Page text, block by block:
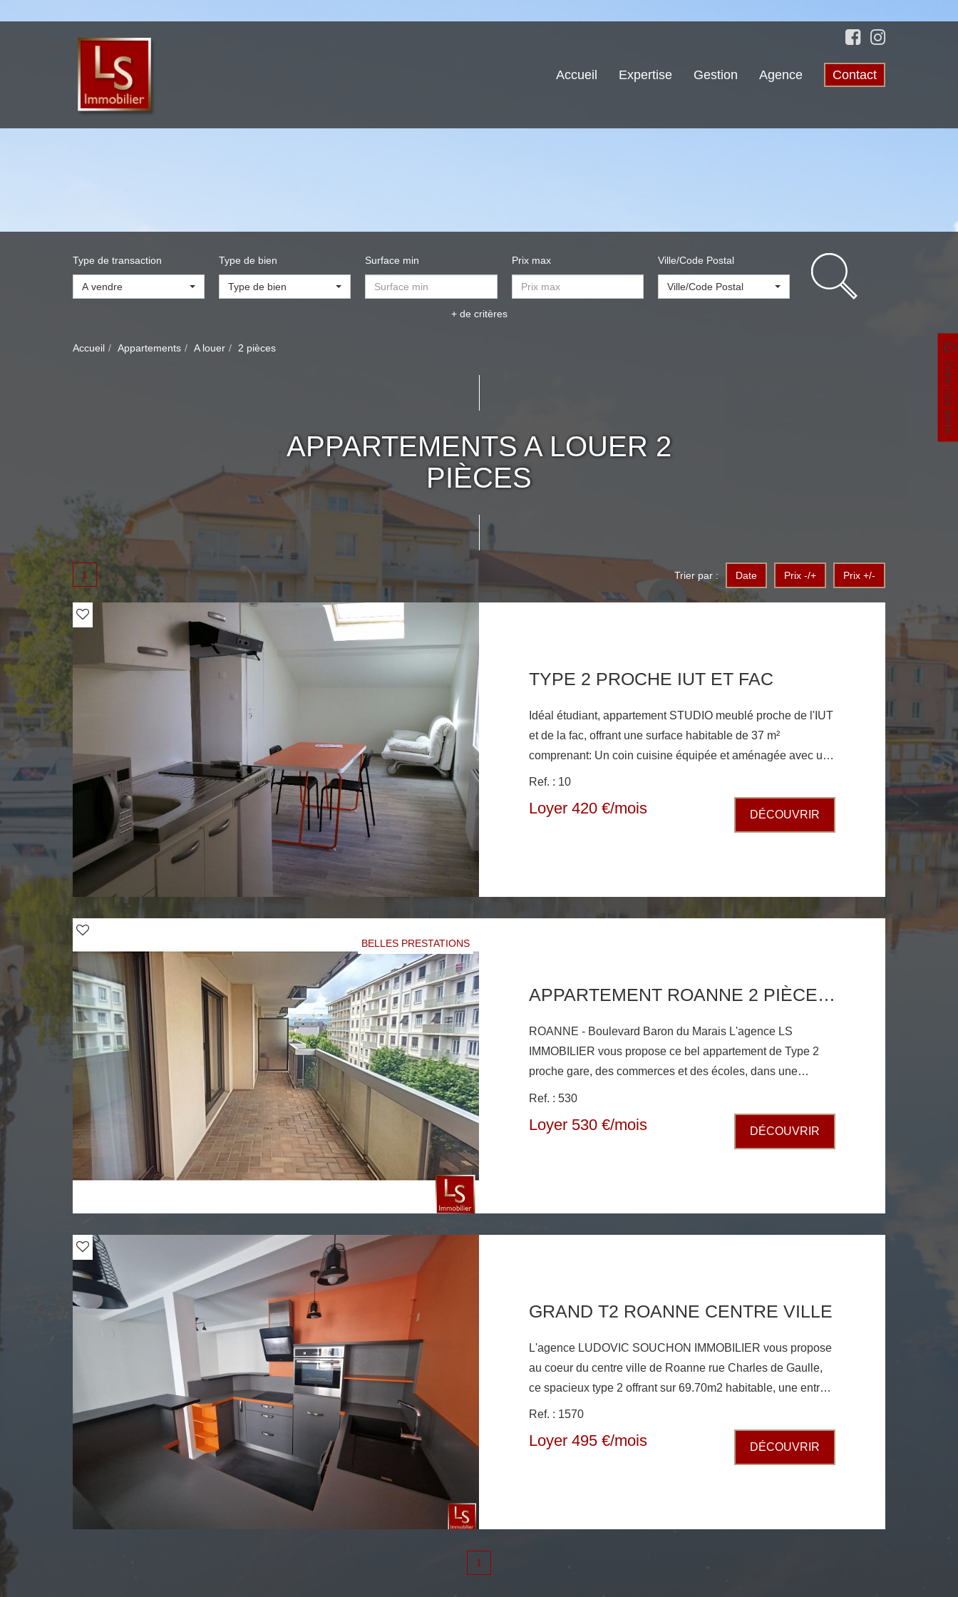
Accueil Expertise Gestion Agence Contact
Type de transaction
A vendre
Type de bien
Type de bien
Surface min Prix max Ville/Code Postal
Ville/Code Postal
+ de critères
Accueil Appartements A louer 2 pièces
APPARTEMENTS A LOUER 2
PIÈCES
Créer une alerte
1 Trier par : Date Prix -/+ Prix +/-
TYPE 2 PROCHE IUT ET FAC
Idéal étudiant, appartement STUDIO meublé proche de l'IUT
et de la fac, offrant une surface habitable de 37 m²
comprenant: Un coin cuisine équipée et aménagée avec un
micro-onde; un frigo; plaque de cuisson ouvert sur pièce à
vivre, une chambre avec placard et une salle d'eau avec
WC. Les plus: une buanderie accessible aux locataires avec
lave linge et sèche linge. Chauffage individuel électrique.
Ref. : 10
Loyer 420 €/mois DÉCOUVRIR
BELLES PRESTATIONS
APPARTEMENT ROANNE 2 PIÈCE(S) 50.66 M2
ROANNE - Boulevard Baron du Marais L'agence LS
IMMOBILIER vous propose ce bel appartement de Type 2
proche gare, des commerces et des écoles, dans une
résidence calme et sécurisée avec ascenseur et
vidéophone. D'une surface habitable de 50 m², il se
compose d'une entrée avec placard, d'une cuisine
aménagée, d'un séjour et une chambre avec placard, le tout
de parking sécurisée .Chauffage individuel gaz Fenêtres
Ref. : 530
Loyer 530 €/mois DÉCOUVRIR
GRAND T2 ROANNE CENTRE VILLE
L'agence LUDOVIC SOUCHON IMMOBILIER vous propose
au coeur du centre ville de Roanne rue Charles de Gaulle,
ce spacieux type 2 offrant sur 69.70m2 habitable, une entrée,
un dégagement, une cuisine équipée ouverte sur une grand
pièce à vivre, une salle de bains, un WC, une chaufferie
buanderie chauffage individuel au gaz de ville fenêtre bois
Ref. : 1570
Loyer 495 €/mois DÉCOUVRIR
1